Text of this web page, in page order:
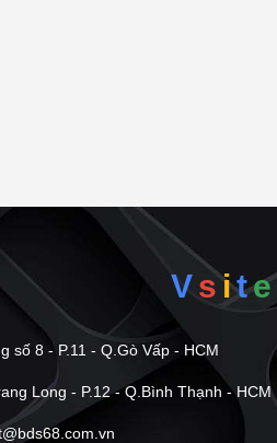
Vsite
số 8 - P.11 - Q.Gò Vấp - HCM
Long - P.12 - Q.Bình Thạnh - HCM